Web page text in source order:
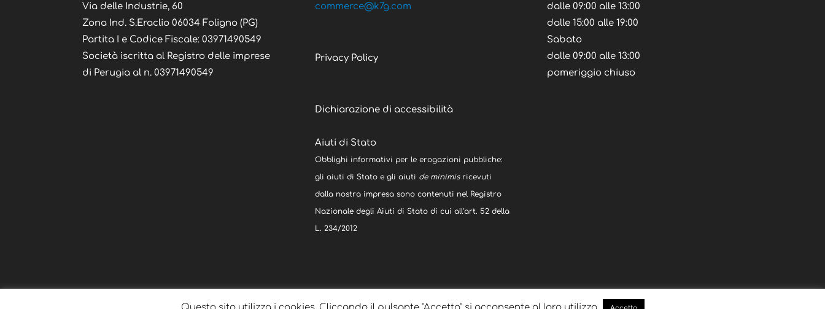
Via delle Industrie, 60
Zona Ind. S.Eraclio 06034 Foligno (PG)
Partita I e Codice Fiscale: 03971490549
Società iscritta al Registro delle imprese
di Perugia al n. 03971490549
moc.g7k
@ecremmoc
Privacy Policy
Dichiarazione di accessibilità
Aiuti di Stato
Obblighi informativi per le erogazioni pubbliche:
gli aiuti di Stato e gli aiuti de minimisricevuti
dalla nostra impresa sono contenuti nel Registro
Nazionale degli Aiuti di Stato di cui all’art. 52 della
L. 234/2012
dalle 09:00 alle 13:00
dalle 15:00 alle 19:00
Sabato
dalle 09:00 alle 13:00
pomeriggio chiuso